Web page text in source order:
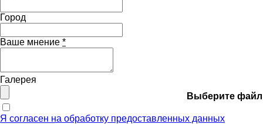
Город
Ваше мнение *
Галерея
Выберите файл
Я согласен на обработку предоставленных данных